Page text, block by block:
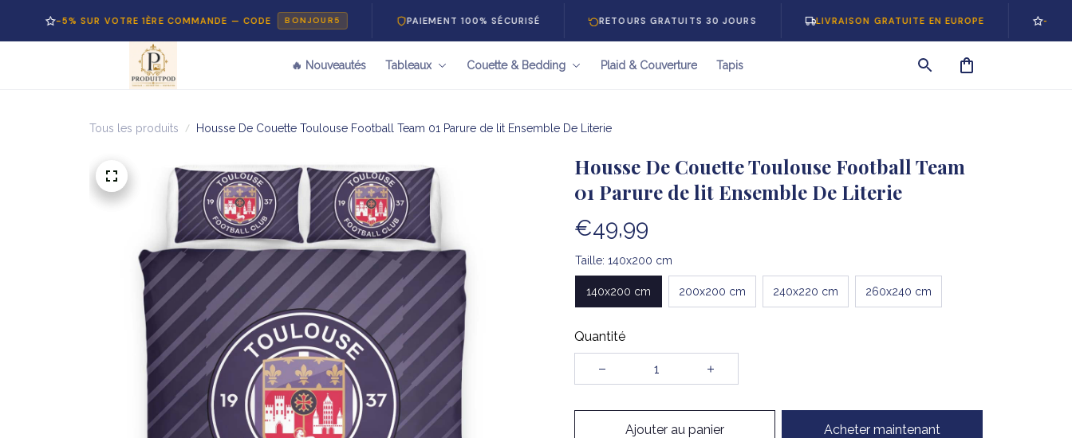
-5% SUR VOTRE 1ÈRE COMMANDE — CODE BONJOUR5 PAIEMENT 100% SÉCURISÉ RETOURS GRATUITS 30 JOURS LIVRAISON GRATUITE EN EUROPE -5% SUR
🔥 Nouveautés Tableaux Couette & Bedding Plaid & Couverture Tapis
Tous les produits Housse De Couette Toulouse Football Team 01 Parure de lit Ensemble De Literie
Housse De Couette Toulouse Football Team
01 Parure de lit Ensemble De Literie
€49,99
Taille: 140x200 cm
140x200 cm 200x200 cm 240x220 cm 260x240 cm
Quantité
Ajouter au panier Acheter maintenant